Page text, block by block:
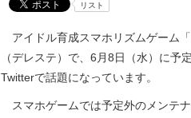
リスト
アイドル育成スマホリズムゲーム
（デレステ）で、6月8日（水）に
Twitterで話題になっています。
スマホゲームでは予定外のメンテ